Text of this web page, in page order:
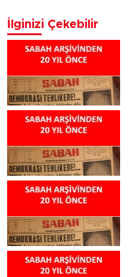
İlginizi Çekebilir